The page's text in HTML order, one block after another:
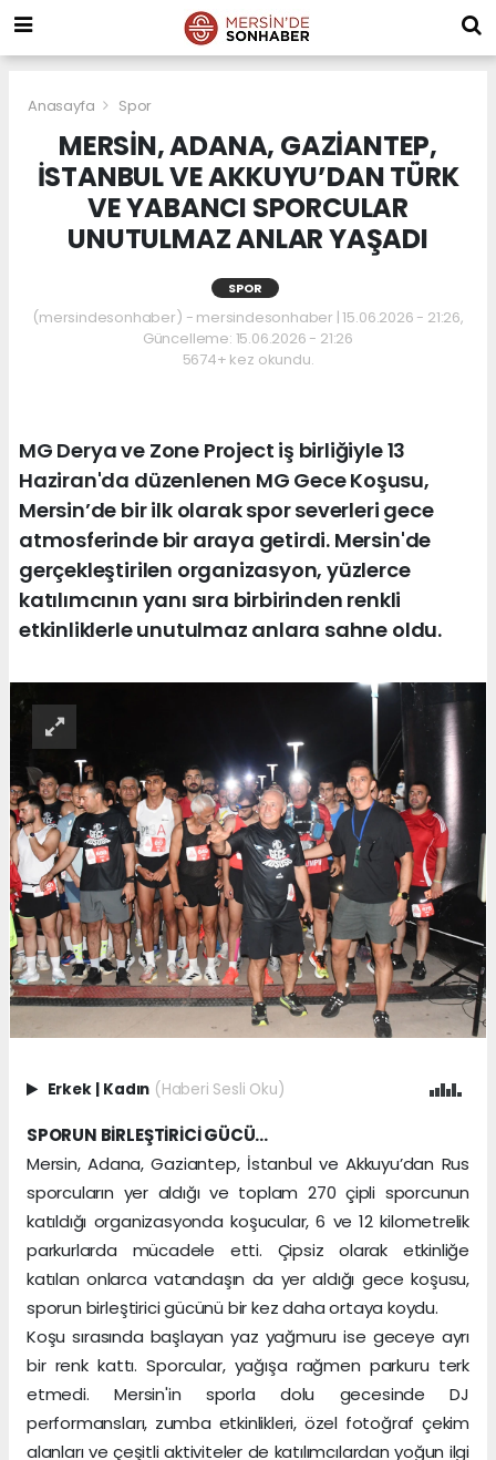
Anasayfa Spor
MERSİN, ADANA, GAZİANTEP,
İSTANBUL VE AKKUYU’DAN TÜRK
VE YABANCI SPORCULAR
UNUTULMAZ ANLAR YAŞADI
SPOR
(mersindesonhaber) - mersindesonhaber | 15.06.2026 - 21:26,
Güncelleme: 15.06.2026 - 21:26
5674+ kez okundu.
MG Derya ve Zone Project iş birliğiyle 13
Haziran'da düzenlenen MG Gece Koşusu,
Mersin’de bir ilk olarak spor severleri gece
atmosferinde bir araya getirdi. Mersin'de
gerçekleştirilen organizasyon, yüzlerce
katılımcının yanı sıra birbirinden renkli
etkinliklerle unutulmaz anlara sahne oldu.
Erkek | Kadın (Haberi Sesli Oku)
SPORUN BİRLEŞTİRİCİ GÜCÜ…
Mersin, Adana, Gaziantep, İstanbul ve Akkuyu’dan Rus
sporcuların yer aldığı ve toplam 270 çipli sporcunun
katıldığı organizasyonda koşucular, 6 ve 12 kilometrelik
parkurlarda mücadele etti. Çipsiz olarak etkinliğe
katılan onlarca vatandaşın da yer aldığı gece koşusu,
sporun birleştirici gücünü bir kez daha ortaya koydu.
Koşu sırasında başlayan yaz yağmuru ise geceye ayrı
bir renk kattı. Sporcular, yağışa rağmen parkuru terk
etmedi. Mersin'in sporla dolu gecesinde DJ
performansları, zumba etkinlikleri, özel fotoğraf çekim
alanları ve çeşitli aktiviteler de katılımcılardan yoğun ilgi